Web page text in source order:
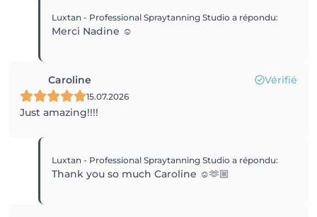
Luxtan - Professional Spraytanning Studioa répondu:
Merci Nadine ☺️
Caroline Vérifié
15.07.2026
Just amazing!!!!
Luxtan - Professional Spraytanning Studioa répondu:
Thank you so much Caroline ☺️🫶🏼